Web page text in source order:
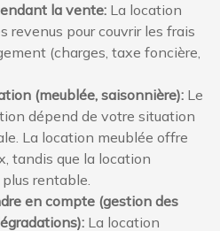
la vente: La location
revenus pour couvrir les frais
(charges, taxe foncière,
(meublée, saisonnière): Le
dépend de votre situation
La location meublée offre
tandis que la location
rentable.
en compte (gestion des
La location